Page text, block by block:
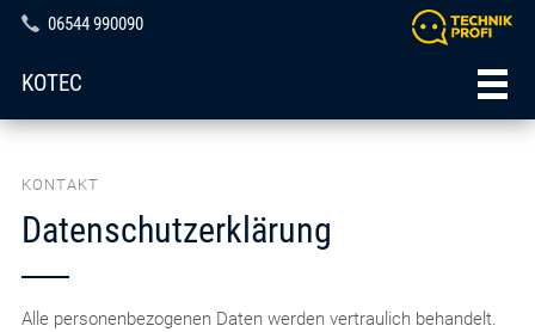
06544 990090
KOTEC
KONTAKT
Datenschutzerklärung
Alle personenbezogenen Daten werden vertraulich behandelt.